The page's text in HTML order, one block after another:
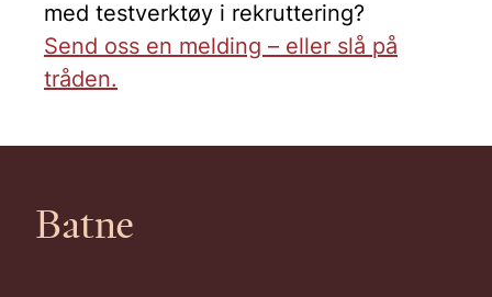
med testverktøy i rekruttering?
Send oss en melding – eller slå på
tråden.
Batne